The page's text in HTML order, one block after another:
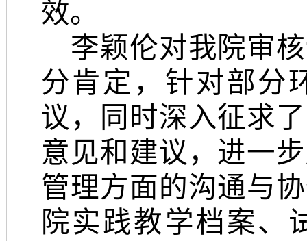
效。
李颖伦对我院审
分肯定，针对部分
议，同时深入征求
意见和建议，进一
管理方面的沟通与
院实践教学档案、